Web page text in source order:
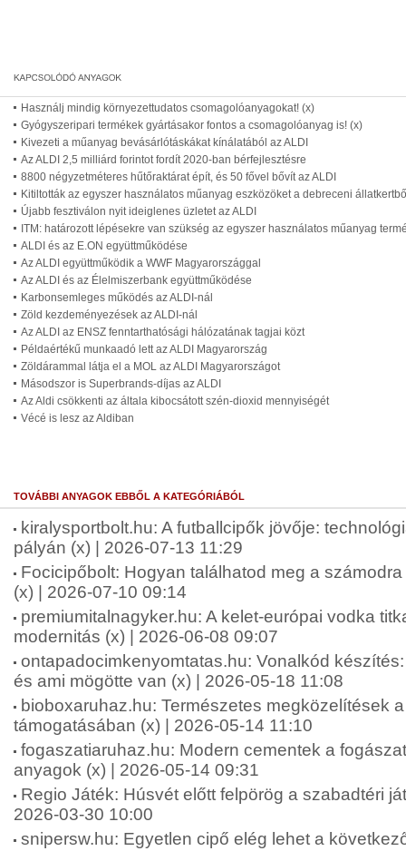
Használj mindig környezettudatos csomagolóanyagokat! (x)
Gyógyszeripari termékek gyártásakor fontos a csomagolóanyag is! (x)
Kivezeti a műanyag bevásárlótáskákat kínálatából az ALDI
Az ALDI 2,5 milliárd forintot fordít 2020-ban bérfejlesztésre
8800 négyzetméteres hűtőraktárat épít, és 50 fővel bővít az ALDI
Kitiltották az egyszer használatos műanyag eszközöket a debreceni
Újabb fesztiválon nyit ideiglenes üzletet az ALDI
ITM: határozott lépésekre van szükség az egyszer használatos műanyag
ALDI és az E.ON együttműködése
Az ALDI együttműködik a WWF Magyarországgal
Az ALDI és az Élelmiszerbank együttműködése
Karbonsemleges működés az ALDI-nál
Zöld kezdeményezések az ALDI-nál
Az ALDI az ENSZ fenntarthatósági hálózatának tagjai közt
Példaértékű munkaadó lett az ALDI Magyarország
Zöldárammal látja el a MOL az ALDI Magyarországot
Másodszor is Superbrands-díjas az ALDI
Az Aldi csökkenti az általa kibocsátott szén-dioxid mennyiségét
Vécé is lesz az Aldiban
TOVÁBBI ANYAGOK EBBŐL A KATEGÓRIÁBÓL
kiralysportbolt.hu: A futballcipők jövője:
pályán (x) | 2026-07-13 11:29
Focicipőbolt: Hogyan találhatod meg a
(x) | 2026-07-10 09:14
premiumitalnagyker.hu: A kelet-európai vodka
modernitás (x) | 2026-06-08 09:07
ontapadocimkenyomtatas.hu: Vonalkód
és ami mögötte van (x) | 2026-05-18 11:08
bioboxaruhaz.hu: Természetes megközelítések
támogatásában (x) | 2026-05-14 11:10
fogaszatiaruhaz.hu: Modern cementek a
anyagok (x) | 2026-05-14 09:31
Regio Játék: Húsvét előtt felpörög a szabadtéri
2026-03-30 10:00
snipersw.hu: Egyetlen cipő elég lehet a